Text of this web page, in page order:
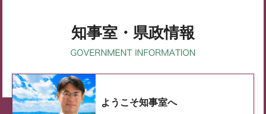
知事室・県政情報
ようこそ知事室へ